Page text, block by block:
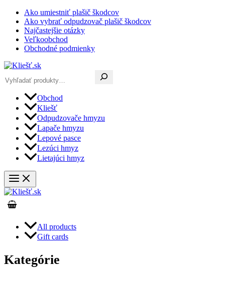
Preskočiť
obsah
Ako umiestniť plašič škodcov
Ako vybrať odpudzovač plašič škodcov
Najčastejšie otázky
Veľkoobchod
Obchodné podmienky
Obchod
Kliešť
Odpudzovače hmyzu
Lapače hmyzu
Lepové pasce
Lezúci hmyz
Lietajúci hmyz
All products
Gift cards
Kategórie